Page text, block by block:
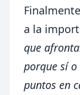
a la
que
porque sí
puntos en